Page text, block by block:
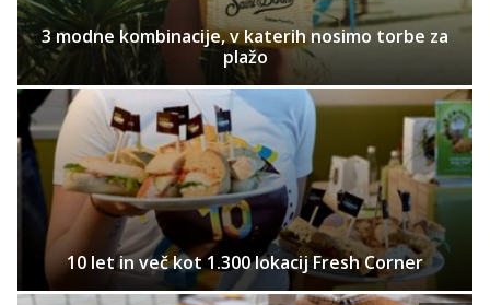
3 modne kombinacije, v katerih nosimo torbe za
plažo
10 let in več kot 1.300 lokacij Fresh Corner